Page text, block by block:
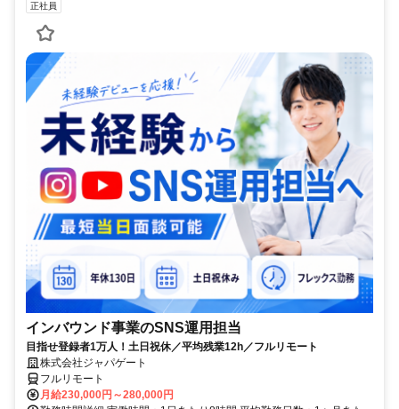
正社員
インバウンド事業のSNS運用担当
目指せ登録者1万人！土日祝休／平均残業12h／フルリモート
株式会社ジャパゲート
フルリモート
月給230,000円～280,000円